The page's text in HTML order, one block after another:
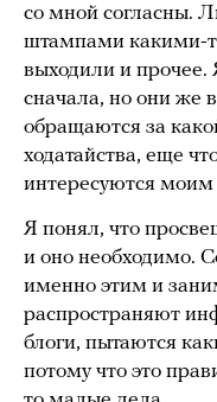
со мной согласны.
штампами какими-
выходили и прочее.
сначала, но они же
обращаются за
ходатайства, еще
интересуются
Я понял, что
и оно необходимо.
именно этим и
распространяют
блоги, пытаются
потому что это